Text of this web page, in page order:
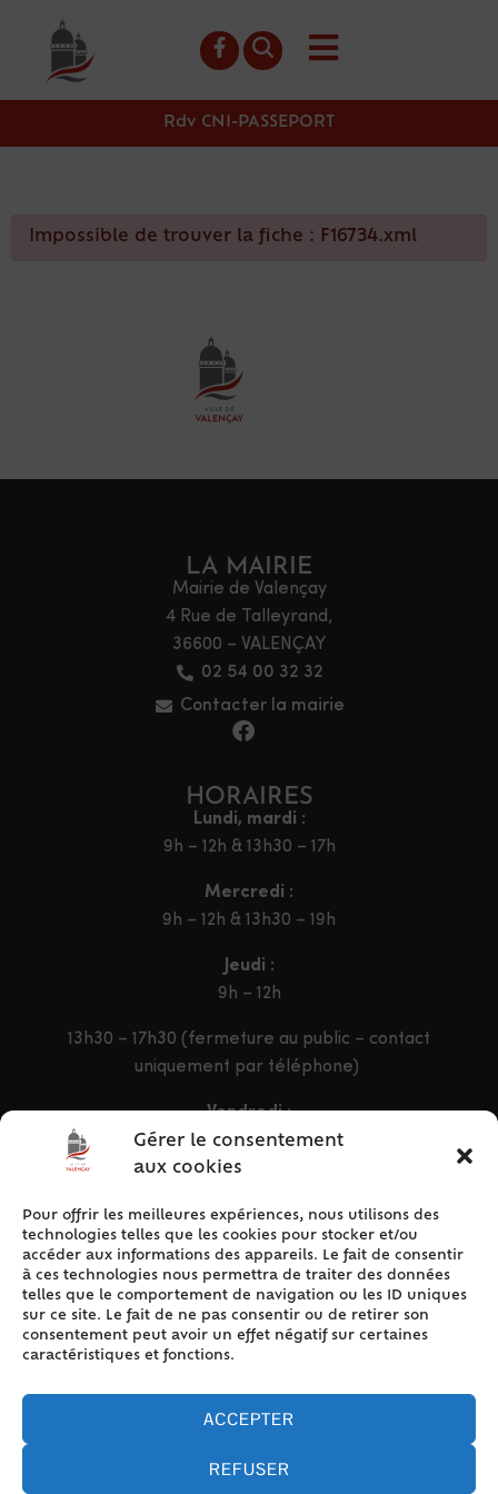
Gérer le consentement
aux cookies
Pour offrir les meilleures expériences, nous utilisons des
technologies telles que les cookies pour stocker et/ou
accéder aux informations des appareils. Le fait de consentir
à ces technologies nous permettra de traiter des données
telles que le comportement de navigation ou les ID uniques
sur ce site. Le fait de ne pas consentir ou de retirer son
consentement peut avoir un effet négatif sur certaines
caractéristiques et fonctions.
ACCEPTER
REFUSER
principal
Rdv CNI-PASSEPORT
Impossible de trouver la fiche : F16734.xml
LA MAIRIE
Mairie de Valençay
4 Rue de Talleyrand,
36600 – VALENÇAY
02 54 00 32 32
Contacter la mairie
HORAIRES
Lundi, mardi :
9h – 12h & 13h30 – 17h
Mercredi :
9h – 12h & 13h30 – 19h
Jeudi :
9h – 12h
13h30 – 17h30 (fermeture au public – contact
uniquement par téléphone)
Vendredi :
9h – 12h & 13h30 – 16h30
ACCÈS RAPIDE
Accueil
Contact
Plan du site
Mentions légales
Politique de cookies (UE)